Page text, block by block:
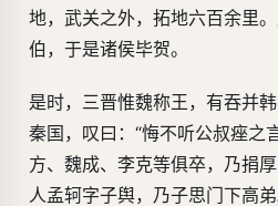
地，武关之外，拓地六百余里
伯，于是诸侯毕贺。
是时，三晋惟魏称王，有吞并
秦国，叹曰：“悔不听公叔痤之
方、魏成、李克等俱卒，乃捐
人孟轲字子舆，乃子思门下高